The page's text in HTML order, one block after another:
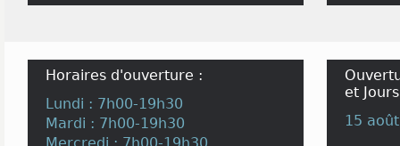
Horaires d'ouverture :
Lundi : 7h00-19h30
Mardi : 7h00-19h30
et
15